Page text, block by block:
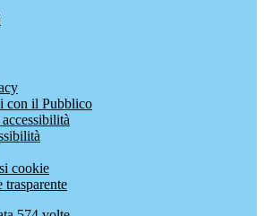
con il Pubblico
cookie